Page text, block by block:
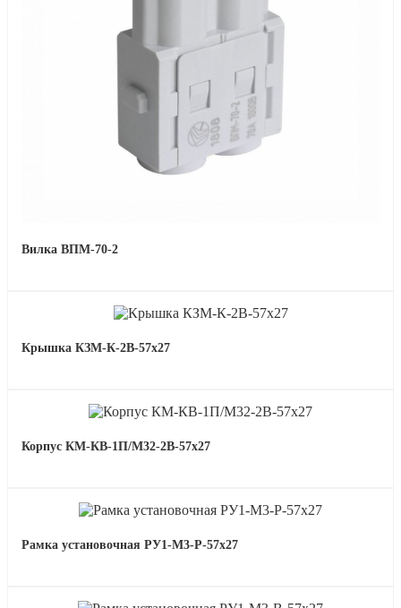
Вилка ВПМ-70-2
Крышка КЗМ-К-2В-57х27
Корпус КМ-КВ-1П/М32-2В-57х27
Рамка установочная РУ1-М3-Р-57х27